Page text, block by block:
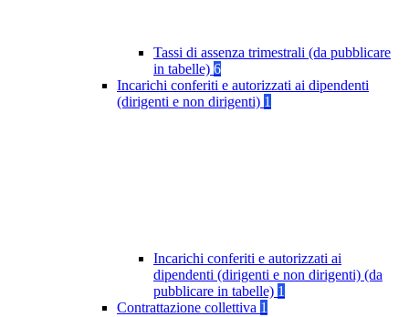
Tassi di assenza trimestrali (da pubblicare
in tabelle) 6
Incarichi conferiti e autorizzati ai dipendenti
(dirigenti e non dirigenti) 1
Incarichi conferiti e autorizzati ai
dipendenti (dirigenti e non dirigenti) (da
pubblicare in tabelle) 1
Contrattazione collettiva 1